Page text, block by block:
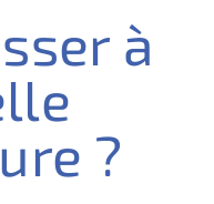
à
?